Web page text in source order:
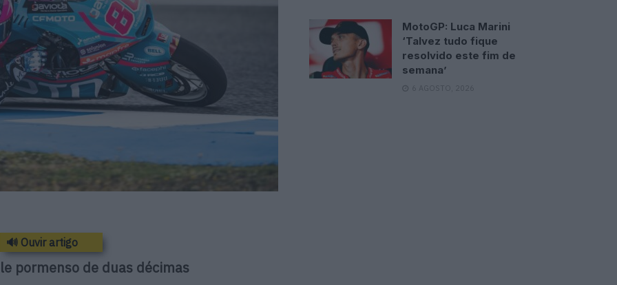
🔊 Ouvir artigo
pormenso de duas décimas
MotoGP: Luca Marini
‘Talvez tudo fique
resolvido este fim de
semana’
6 AGOSTO, 2026